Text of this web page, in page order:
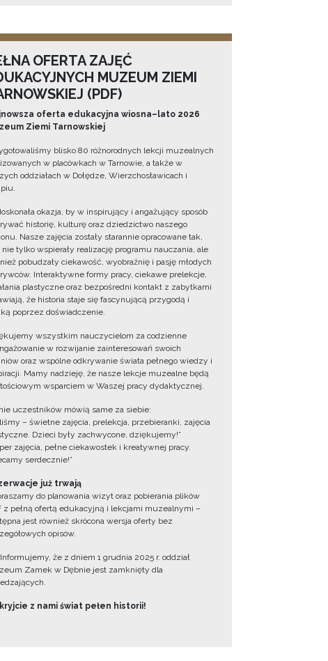
OFERTA ZAJĘĆ
MUZEUM ZIEMI
(PDF)
oferta edukacyjna wiosna–lato 2026
Ziemi Tarnowskiej
blisko 80 różnorodnych lekcji muzealnych
w placówkach w Tarnowie, a także w
oddziałach w Dołędze, Wierzchosławicach i
okazja, by w inspirujący i angażujący sposób
historię, kulturę oraz dziedzictwo naszego
Nasze zajęcia zostały starannie opracowane tak,
nie tylko wspierały realizację programu nauczania, ale
pobudzały ciekawość, wyobraźnię i pasję młodych
Interaktywne formy pracy, ciekawe prelekcje,
plastyczne oraz bezpośredni kontakt z zabytkami
że historia staje się fascynującą przygodą i
poprzez doświadczenie.
wszystkim nauczycielom za codzienne
w rozwijanie zainteresowań swoich
oraz wspólne odkrywanie świata pełnego wiedzy i
Mamy nadzieję, że nasze lekcje muzealne będą
wsparciem w Waszej pracy dydaktycznej.
uczestników mówią same za siebie:
– świetne zajęcia, prelekcja, przebieranki, zajęcia
Dzieci były zachwycone, dziękujemy!”
zajęcia, pełne ciekawostek i kreatywnej pracy.
serdecznie!”
już trwają
do planowania wizyt oraz pobierania plików
z pełną ofertą edukacyjną i lekcjami muzealnymi –
jest również skrócona wersja oferty bez
opisów.
Informujemy, że z dniem 1 grudnia 2025 r. oddział
Zamek w Dębnie jest zamknięty dla
z nami świat pełen historii!